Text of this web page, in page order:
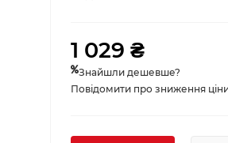
1 029 ₴
Знайшли дешевше?
Повідомити про зниження ціни,